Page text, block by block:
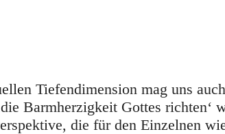
Tiefendimension mag uns
Barmherzigkeit Gottes
die für den Einzelnen